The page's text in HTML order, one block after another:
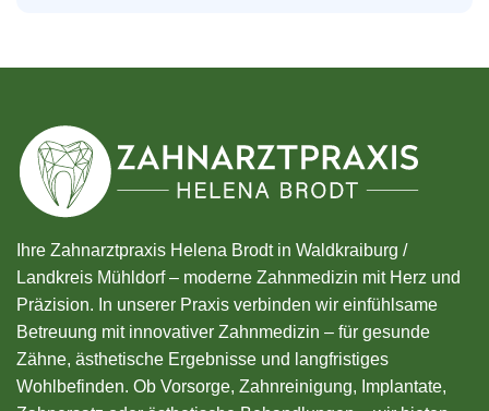
Ihre Zahnarztpraxis Helena Brodt in Waldkraiburg /
Landkreis Mühldorf – moderne Zahnmedizin mit Herz und
Präzision. In unserer Praxis verbinden wir einfühlsame
Betreuung mit innovativer Zahnmedizin – für gesunde
Zähne, ästhetische Ergebnisse und langfristiges
Wohlbefinden. Ob Vorsorge, Zahnreinigung, Implantate,